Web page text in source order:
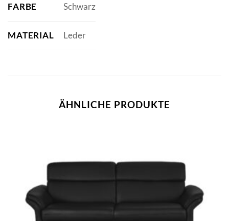
FARBE Schwarz
MATERIAL Leder
ÄHNLICHE PRODUKTE